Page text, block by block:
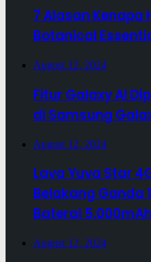
7 Alasan Kenapa
Botanical
August 12, 2024
Fitur Galaxy AI
di Samsung
August 12, 2024
Lava Yuva Star
Belakang Ganda
Baterai
August 12, 2024